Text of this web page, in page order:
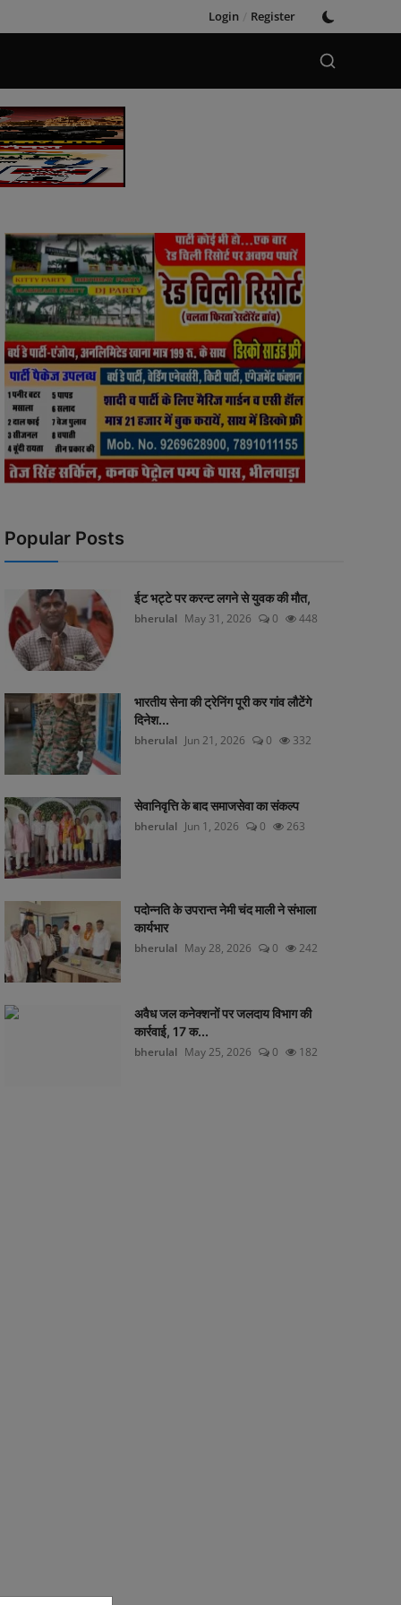
Login / Register
Popular Posts
ईट भट्टे पर करन्ट लगने से युवक की मौत,
bherulal May 31, 2026 0 448
भारतीय सेना की ट्रेनिंग पूरी कर गांव लौटेंगे
दिनेश...
bherulal Jun 21, 2026 0 332
सेवानिवृत्ति के बाद समाजसेवा का संकल्प
bherulal Jun 1, 2026 0 263
पदोन्नति के उपरान्त नेमी चंद माली ने संभाला
कार्यभार
bherulal May 28, 2026 0 242
अवैध जल कनेक्शनों पर जलदाय विभाग की
कार्रवाई, 17 क...
bherulal May 25, 2026 0 182